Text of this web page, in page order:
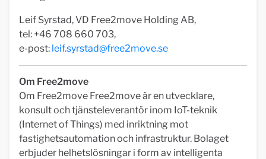
Leif Syrstad, VD Free2move Holding AB,
tel: +46 708 660 703,
e-post: leif.syrstad@free2move.se
Om Free2move
Om Free2move Free2move är en utvecklare,
konsult och tjänsteleverantör inom IoT-teknik
(Internet of Things) med inriktning mot
fastighetsautomation och infrastruktur. Bolaget
erbjuder helhetslösningar i form av intelligenta